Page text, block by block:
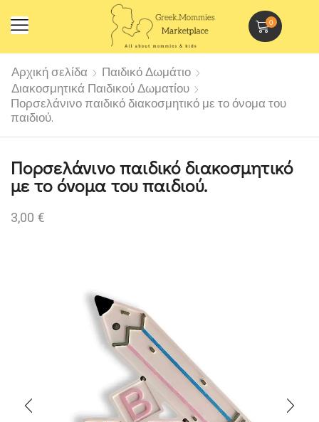
0
Αρχική σελίδα
Παιδικό Δωμάτιο
Διακοσμητικά Παιδικού Δωματίου
Πορσελάνινο παιδικό διακοσμητικό με το όνομα του
παιδιού.
Πορσελάνινο παιδικό διακοσμητικό
με το όνομα του παιδιού.
3,00 €